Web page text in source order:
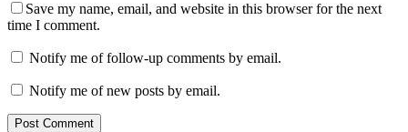
Save my name, email, and website in this browser for the next
time I comment.
Notify me of follow-up comments by email.
Notify me of new posts by email.